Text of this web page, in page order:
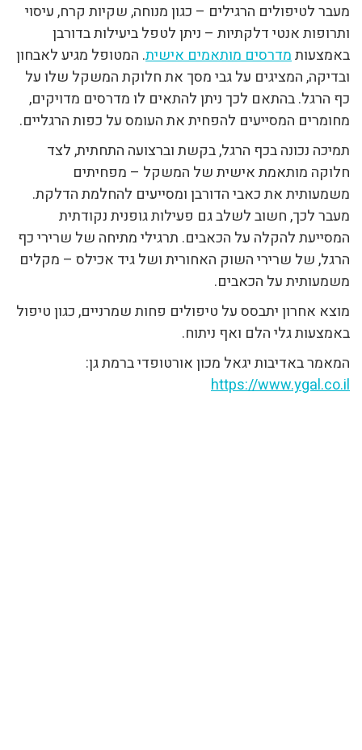
מעבר לטיפולים הרגילים – כגון מנוחה, שקיות קרח, עיסוי
ותרופות אנטי דלקתיות – ניתן לטפל ביעילות בדורבן
באמצעותמדרסים מותאמים אישית. המטופל מגיע לאבחון
ובדיקה, המציגים על גבי מסך את חלוקת המשקל שלו על
כף הרגל. בהתאם לכך ניתן להתאים לו מדרסים מדויקים,
מחומרים המסייעים להפחית את העומס על כפות הרגליים.
תמיכה נכונה בכף הרגל, בקשת וברצועה התחתית, לצד
חלוקה מותאמת אישית של המשקל – מפחיתים
משמעותית את כאבי הדורבן ומסייעים להחלמת הדלקת.
מעבר לכך, חשוב לשלב גם פעילות גופנית נקודתית
המסייעת להקלה על הכאבים. תרגילי מתיחה של שרירי כף
הרגל, של שרירי השוק האחורית ושל גיד אכילס – מקלים
משמעותית על הכאבים.
מוצא אחרון יתבסס על טיפולים פחות שמרניים, כגון טיפול
באמצעות גלי הלם ואף ניתוח.
המאמר באדיבות יגאל מכון אורטופדי ברמת גן:
https://www.ygal.co.il